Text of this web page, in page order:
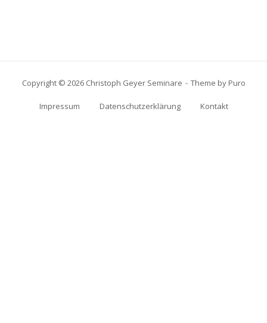
Copyright © 2026 Christoph Geyer Seminare Theme by Puro
Impressum Datenschutzerklärung Kontakt